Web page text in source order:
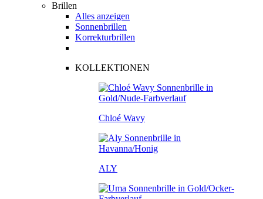
Brillen
Alles anzeigen
Sonnenbrillen
Korrekturbrillen
KOLLEKTIONEN
Chloé Wavy
ALY